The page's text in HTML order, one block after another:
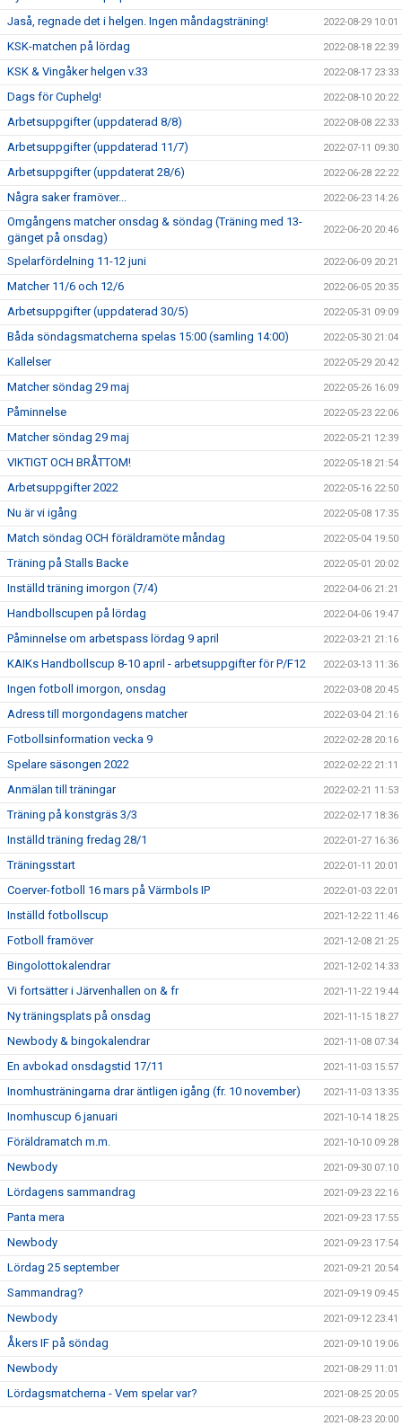
Jaså, regnade det i helgen. Ingen måndagsträning! 2022-08-29 10:01
KSK-matchen på lördag 2022-08-18 22:39
KSK & Vingåker helgen v.33 2022-08-17 23:33
Dags för Cuphelg! 2022-08-10 20:22
Arbetsuppgifter (uppdaterad 8/8) 2022-08-08 22:33
Arbetsuppgifter (uppdaterad 11/7) 2022-07-11 09:30
Arbetsuppgifter (uppdaterat 28/6) 2022-06-28 22:22
Några saker framöver... 2022-06-23 14:26
Omgångens matcher onsdag & söndag (Träning med 13-
gänget på onsdag)
2022-06-20 20:46
Spelarfördelning 11-12 juni 2022-06-09 20:21
Matcher 11/6 och 12/6 2022-06-05 20:35
Arbetsuppgifter (uppdaterad 30/5) 2022-05-31 09:09
Båda söndagsmatcherna spelas 15:00 (samling 14:00) 2022-05-30 21:04
Kallelser 2022-05-29 20:42
Matcher söndag 29 maj 2022-05-26 16:09
Påminnelse 2022-05-23 22:06
Matcher söndag 29 maj 2022-05-21 12:39
VIKTIGT OCH BRÅTTOM! 2022-05-18 21:54
Arbetsuppgifter 2022 2022-05-16 22:50
Nu är vi igång 2022-05-08 17:35
Match söndag OCH föräldramöte måndag 2022-05-04 19:50
Träning på Stalls Backe 2022-05-01 20:02
Inställd träning imorgon (7/4) 2022-04-06 21:21
Handbollscupen på lördag 2022-04-06 19:47
Påminnelse om arbetspass lördag 9 april 2022-03-21 21:16
KAIKs Handbollscup 8-10 april - arbetsuppgifter för P/F12 2022-03-13 11:36
Ingen fotboll imorgon, onsdag 2022-03-08 20:45
Adress till morgondagens matcher 2022-03-04 21:16
Fotbollsinformation vecka 9 2022-02-28 20:16
Spelare säsongen 2022 2022-02-22 21:11
Anmälan till träningar 2022-02-21 11:53
Träning på konstgräs 3/3 2022-02-17 18:36
Inställd träning fredag 28/1 2022-01-27 16:36
Träningsstart 2022-01-11 20:01
Coerver-fotboll 16 mars på Värmbols IP 2022-01-03 22:01
Inställd fotbollscup 2021-12-22 11:46
Fotboll framöver 2021-12-08 21:25
Bingolottokalendrar 2021-12-02 14:33
Vi fortsätter i Järvenhallen on & fr 2021-11-22 19:44
Ny träningsplats på onsdag 2021-11-15 18:27
Newbody & bingokalendrar 2021-11-08 07:34
En avbokad onsdagstid 17/11 2021-11-03 15:57
Inomhusträningarna drar äntligen igång (fr. 10 november) 2021-11-03 13:35
Inomhuscup 6 januari 2021-10-14 18:25
Föräldramatch m.m. 2021-10-10 09:28
Newbody 2021-09-30 07:10
Lördagens sammandrag 2021-09-23 22:16
Panta mera 2021-09-23 17:55
Newbody 2021-09-23 17:54
Lördag 25 september 2021-09-21 20:54
Sammandrag? 2021-09-19 09:45
Newbody 2021-09-12 23:41
Åkers IF på söndag 2021-09-10 19:06
Newbody 2021-08-29 11:01
Lördagsmatcherna - Vem spelar var? 2021-08-25 20:05
2021-08-23 20:00